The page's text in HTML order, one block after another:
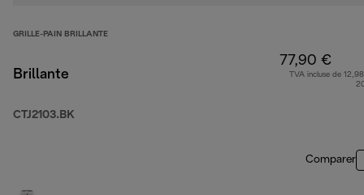
GRILLE-PAIN BRILLANTE
Brillante
CTJ2103.BK
77,90 €
TVA incluse de
Comparer